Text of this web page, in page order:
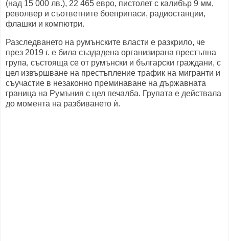
(над 15 000 лв.), 22 465 евро, пистолет с калибър 9 мм,
револвер и съответните боеприпаси, радиостанции,
флашки и компютри.
Разследването на румънските власти е разкрило, че
през 2019 г. е била създадена организирана престъпна
група, състояща се от румънски и български граждани, с
цел извършване на престъпление трафик на мигранти и
съучастие в незаконно преминаване на държавната
граница на Румъния с цел печалба. Групата е действала
до момента на разбиването ѝ.